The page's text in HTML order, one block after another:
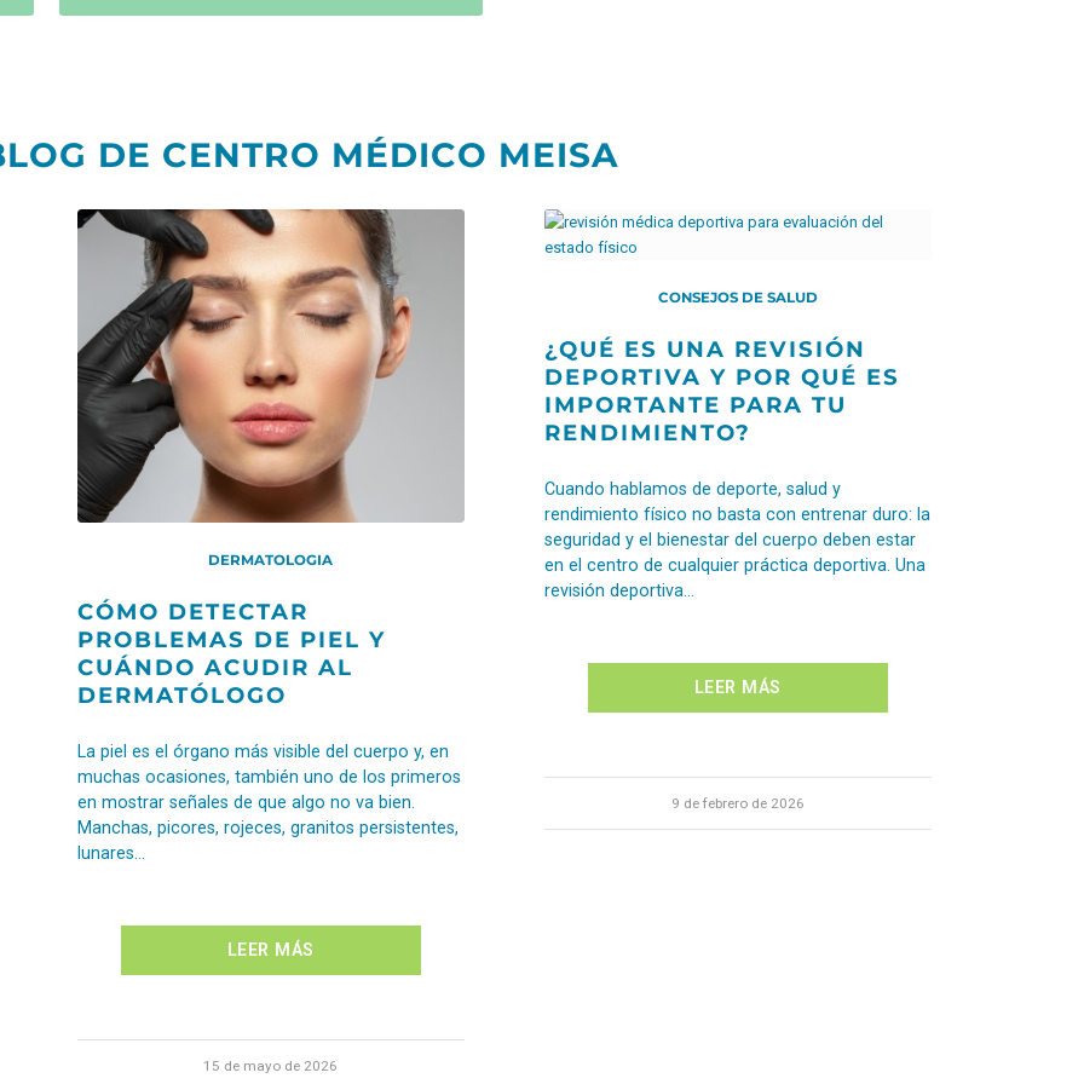
DE CENTRO MÉDICO MEISA
DERMATOLOGIA
CÓMO DETECTAR
PROBLEMAS DE PIEL Y
CUÁNDO ACUDIR AL
DERMATÓLOGO
La piel es el órgano más visible del cuerpo y, en
muchas ocasiones, también uno de los primeros
en mostrar señales de que algo no va bien.
Manchas, picores, rojeces, granitos persistentes,
lunares…
LEER MÁS
15 de mayo de 2026
CONSEJOS DE SALUD
¿QUÉ ES UNA REVISIÓN
DEPORTIVA Y POR QUÉ ES
IMPORTANTE PARA TU
RENDIMIENTO?
Cuando hablamos de deporte, salud y
rendimiento físico no basta con entrenar duro: la
seguridad y el bienestar del cuerpo deben estar
en el centro de cualquier práctica deportiva. Una
revisión deportiva…
LEER MÁS
9 de febrero de 2026